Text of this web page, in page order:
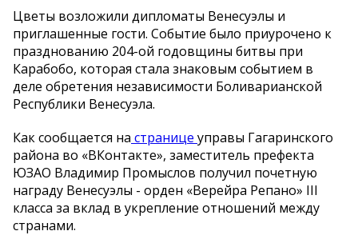
Цветы возложили дипломаты Венесуэлы и
приглашенные гости. Событие было приурочено к
празднованию 204-ой годовщины битвы при
Карабобо, которая стала знаковым событием в
деле обретения независимости Боливарианской
Республики Венесуэла.
Как сообщается на странице управы Гагаринского
района во «ВКонтакте», заместитель префекта
ЮЗАО Владимир Промыслов получил почетную
награду Венесуэлы - орден «Верейра Репано» III
класса за вклад в укрепление отношений между
странами.